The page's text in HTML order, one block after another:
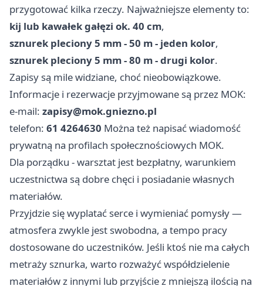
przygotować kilka rzeczy. Najważniejsze elementy to:
kij lub kawałek gałęzi ok. 40 cm,
sznurek pleciony 5 mm - 50 m - jeden kolor,
sznurek pleciony 5 mm - 80 m - drugi kolor.
Zapisy są mile widziane, choć nieobowiązkowe.
Informacje i rezerwacje przyjmowane są przez MOK:
e-mail: zapisy@mok.gniezno.pl
telefon: 61 4264630 Można też napisać wiadomość
prywatną na profilach społecznościowych MOK.
Dla porządku - warsztat jest bezpłatny, warunkiem
uczestnictwa są dobre chęci i posiadanie własnych
materiałów.
Przyjdzie się wyplatać serce i wymieniać pomysły —
atmosfera zwykle jest swobodna, a tempo pracy
dostosowane do uczestników. Jeśli ktoś nie ma całych
metraży sznurka, warto rozważyć współdzielenie
materiałów z innymi lub przyjście z mniejszą ilością na